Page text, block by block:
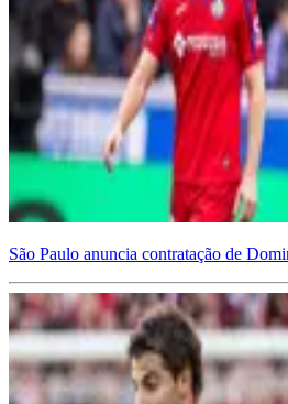
São Paulo anuncia contratação de